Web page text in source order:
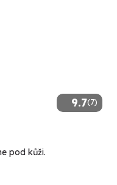
9.7(7)
pod kůži.